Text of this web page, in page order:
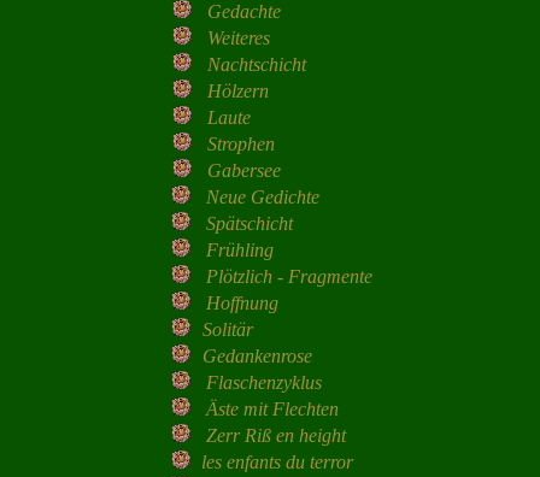
Gedachte
Weiteres
Nachtschicht
Hölzern
Laute
Strophen
Gabersee
Neue Gedichte
Spätschicht
Frühling
Plötzlich - Fragmente
Hoffnung
Solitär
Gedankenrose
Flaschenzyklus
Äste mit Flechten
Zerr Riß en height
les enfants du terror